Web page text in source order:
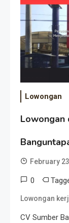
Lowongan
Lowongan
February
0
Lowongan
CV Sumber